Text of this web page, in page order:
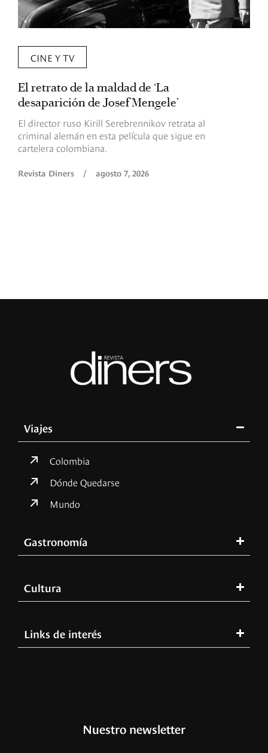
CINE Y TV
El retrato de la maldad de ‘La
desaparición de Josef Mengele’
El director ruso Kirill Serebrennikov retrata al
criminal alemán en esta película que sigue en
cartelera colombiana.
Revista Diners / agosto 7, 2026
Viajes
Colombia
Dónde Quedarse
Mundo
Gastronomía
Cultura
Links de interés
Nuestro newsletter